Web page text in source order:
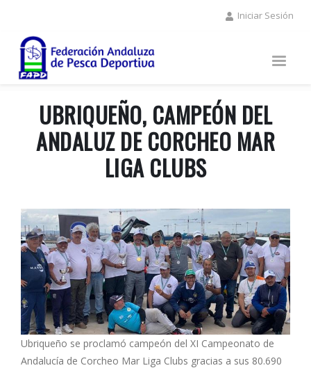
contenido
principal
Iniciar Sesión
UBRIQUEÑO, CAMPEÓN DEL
ANDALUZ DE CORCHEO MAR
LIGA CLUBS
Ubriqueño se proclamó campeón del XI Campeonato de
Andalucía de Corcheo Mar Liga Clubs gracias a sus 80.690